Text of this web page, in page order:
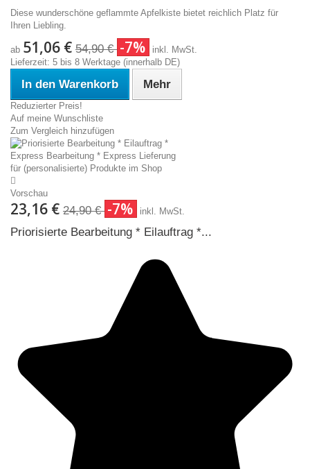
Diese wunderschöne geflammte Apfelkiste bietet reichlich Platz für
Ihren Liebling.
ab 51,06 € 54,90 € -7%
inkl. MwSt.
Lieferzeit: 5 bis 8 Werktage (innerhalb DE)
In den Warenkorb Mehr
Reduzierter Preis!
Auf meine Wunschliste
Zum Vergleich hinzufügen
Vorschau
23,16 € 24,90 € -7% inkl. MwSt.
Priorisierte Bearbeitung * Eilauftrag *...